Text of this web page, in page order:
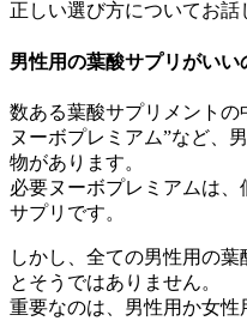
正しい選び方についてお話
男性用の葉酸サプリがいい
数ある葉酸サプリメントの
ヌーボプレミアム”など、
物があります。
必要ヌーボプレミアムは
サプリです。
しかし、全ての男性用の
とそうではありません。
重要なのは、男性用か女性